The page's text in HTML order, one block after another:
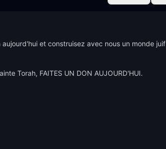
et construisez avec nous un monde juif
Torah, FAITES UN DON AUJOURD'HUI.